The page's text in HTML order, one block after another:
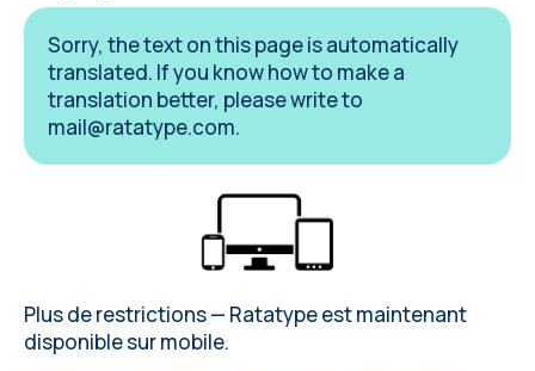
Sorry, the text on this page is automatically
translated. If you know how to make a
translation better, please write to
mail@ratatype.com.
Plus de restrictions — Ratatype est maintenant
disponible sur mobile.